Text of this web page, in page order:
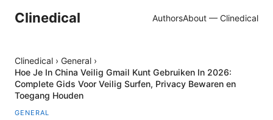
Clinedical AuthorsAbout — Clinedical
Clinedical › General ›
Hoe Je In China Veilig Gmail Kunt Gebruiken In 2026:
Complete Gids Voor Veilig Surfen, Privacy Bewaren en
Toegang Houden
GENERAL